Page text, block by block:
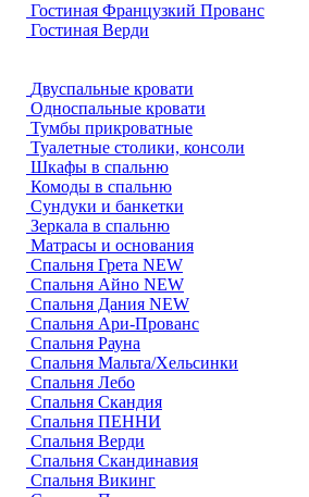
Гостиная Французкий Прованс
Гостиная Верди
Двуспальные кровати
Односпальные кровати
Тумбы прикроватные
Туалетные столики, консоли
Шкафы в спальню
Комоды в спальню
Сундуки и банкетки
Зеркала в спальню
Матрасы и основания
Спальня Грета NEW
Спальня Айно NEW
Спальня Дания NEW
Спальня Ари-Прованс
Спальня Рауна
Спальня Мальта/Хельсинки
Спальня Лебо
Спальня Скандия
Спальня ПЕННИ
Спальня Верди
Спальня Скандинавия
Спальня Викинг